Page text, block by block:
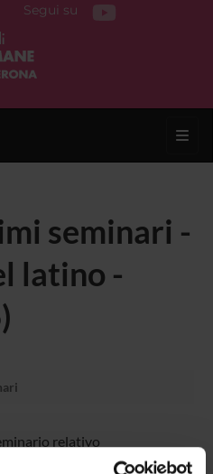
Segui su
seminari -
latino -
relativo
latino.